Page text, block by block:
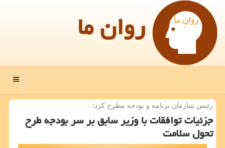
روان ما
منو
رئیس سازمان برنامه و بودجه مطرح كرد؛
جزئیات توافقات با وزیر سابق بر سر بودجه طرح
تحول سلامت